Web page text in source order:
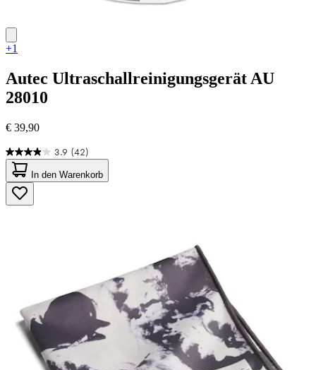
+1
Autec Ultraschallreinigungsgerät AU
28010
€ 39,90
3.9 (42)
3.9
von
5
Sternen.
42
In den Warenkorb